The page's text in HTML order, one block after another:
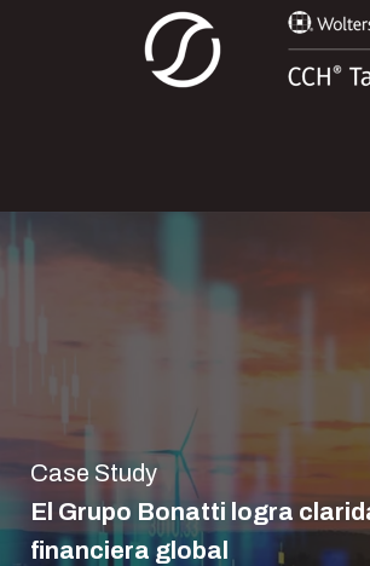
Case Study
El Grupo Bonatti logra
financiera global